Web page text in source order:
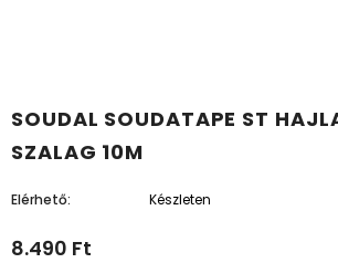
SOUDAL SOUDATAPE ST
SZALAG 10M
Elérhető: Készleten
8.490 Ft